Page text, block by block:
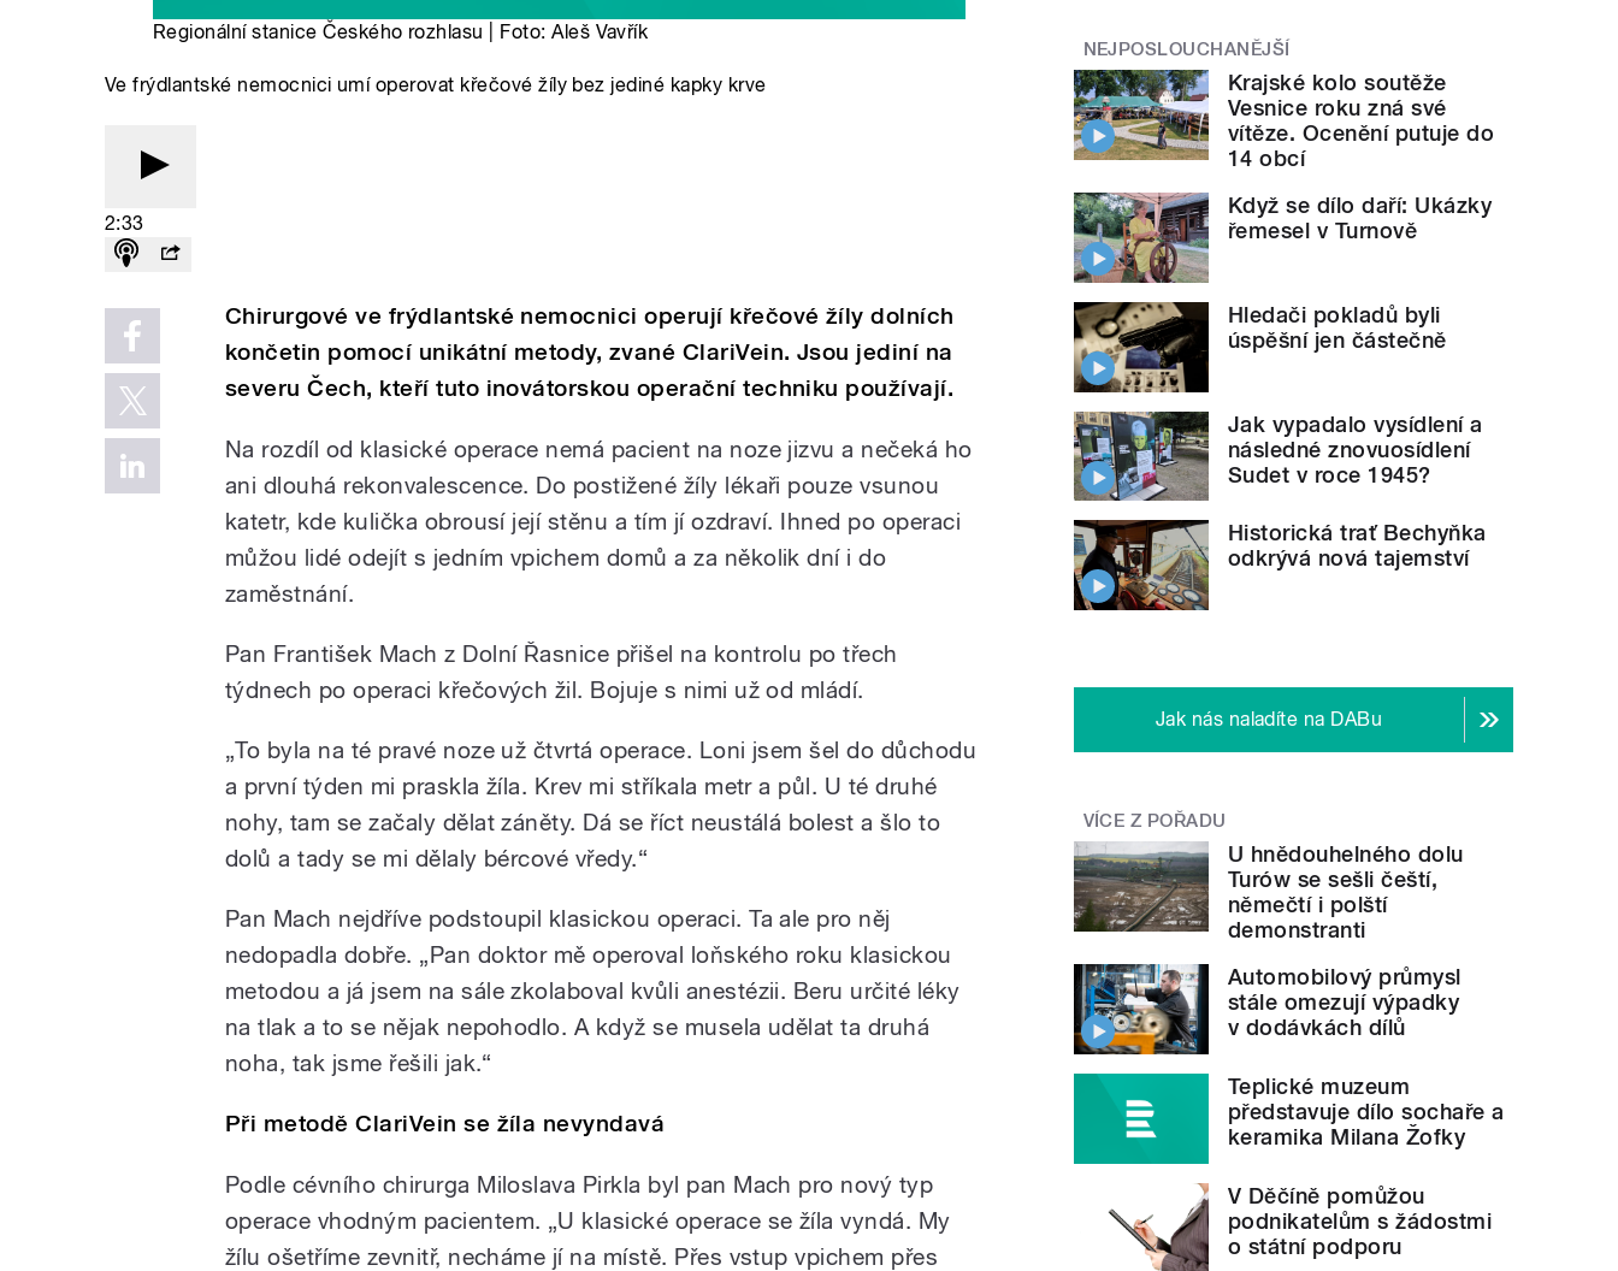
Regionální stanice Českého rozhlasu | Foto: Aleš Vavřík
Ve frýdlantské nemocnici umí operovat křečové žíly bez jediné kapky krve
2:33
Chirurgové ve frýdlantské nemocnici operují křečové žíly dolních
končetin pomocí unikátní metody, zvané ClariVein. Jsou jediní na
severu Čech, kteří tuto inovátorskou operační techniku používají.
Na rozdíl od klasické operace nemá pacient na noze jizvu a nečeká ho
ani dlouhá rekonvalescence. Do postižené žíly lékaři pouze vsunou
katetr, kde kulička obrousí její stěnu a tím jí ozdraví. Ihned po operaci
můžou lidé odejít s jedním vpichem domů a za několik dní i do
zaměstnání.
Pan František Mach z Dolní Řasnice přišel na kontrolu po třech
týdnech po operaci křečových žil. Bojuje s nimi už od mládí.
„To byla na té pravé noze už čtvrtá operace. Loni jsem šel do důchodu
a první týden mi praskla žíla. Krev mi stříkala metr a půl. U té druhé
nohy, tam se začaly dělat záněty. Dá se říct neustálá bolest a šlo to
dolů a tady se mi dělaly bércové vředy.“
Pan Mach nejdříve podstoupil klasickou operaci. Ta ale pro něj
nedopadla dobře. „Pan doktor mě operoval loňského roku klasickou
metodou a já jsem na sále zkolaboval kvůli anestézii. Beru určité léky
na tlak a to se nějak nepohodlo. A když se musela udělat ta druhá
noha, tak jsme řešili jak.“
Při metodě ClariVein se žíla nevyndavá
Podle cévního chirurga Miloslava Pirkla byl pan Mach pro nový typ
operace vhodným pacientem. „U klasické operace se žíla vyndá. My
žílu ošetříme zevnitř, necháme jí na místě. Přes vstup vpichem přes
NEJPOSLOUCHANĚJŠÍ
Krajské kolo soutěže
Vesnice roku zná své
vítěze. Ocenění putuje do
14 obcí
Když se dílo daří: Ukázky
řemesel v Turnově
Hledači pokladů byli
úspěšní jen částečně
Jak vypadalo vysídlení a
následné znovuosídlení
Sudet v roce 1945?
Historická trať Bechyňka
odkrývá nová tajemství
Jak nás naladíte na DABu
VÍCE Z POŘADU
U hnědouhelného dolu
Turów se sešli čeští,
němečtí i polští
demonstranti
Automobilový průmysl
stále omezují výpadky
v dodávkách dílů
Teplické muzeum
představuje dílo sochaře a
keramika Milana Žofky
V Děčíně pomůžou
podnikatelům s žádostmi
o státní podporu